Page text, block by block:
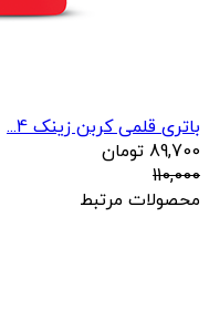
باتری قلمی کربن زینک 4...
89,700 تومان
110,000
محصولات مرتبط